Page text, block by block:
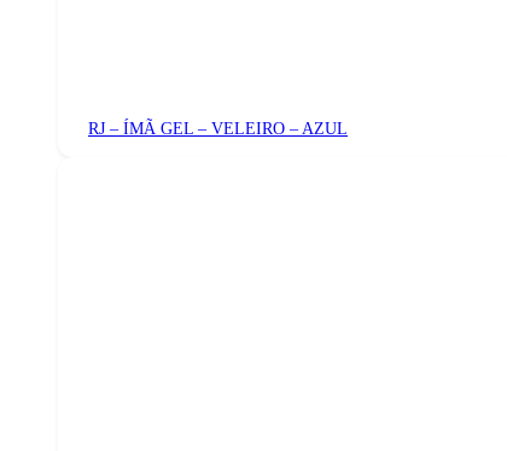
RJ – ÍMÃ GEL – VELEIRO – AZUL